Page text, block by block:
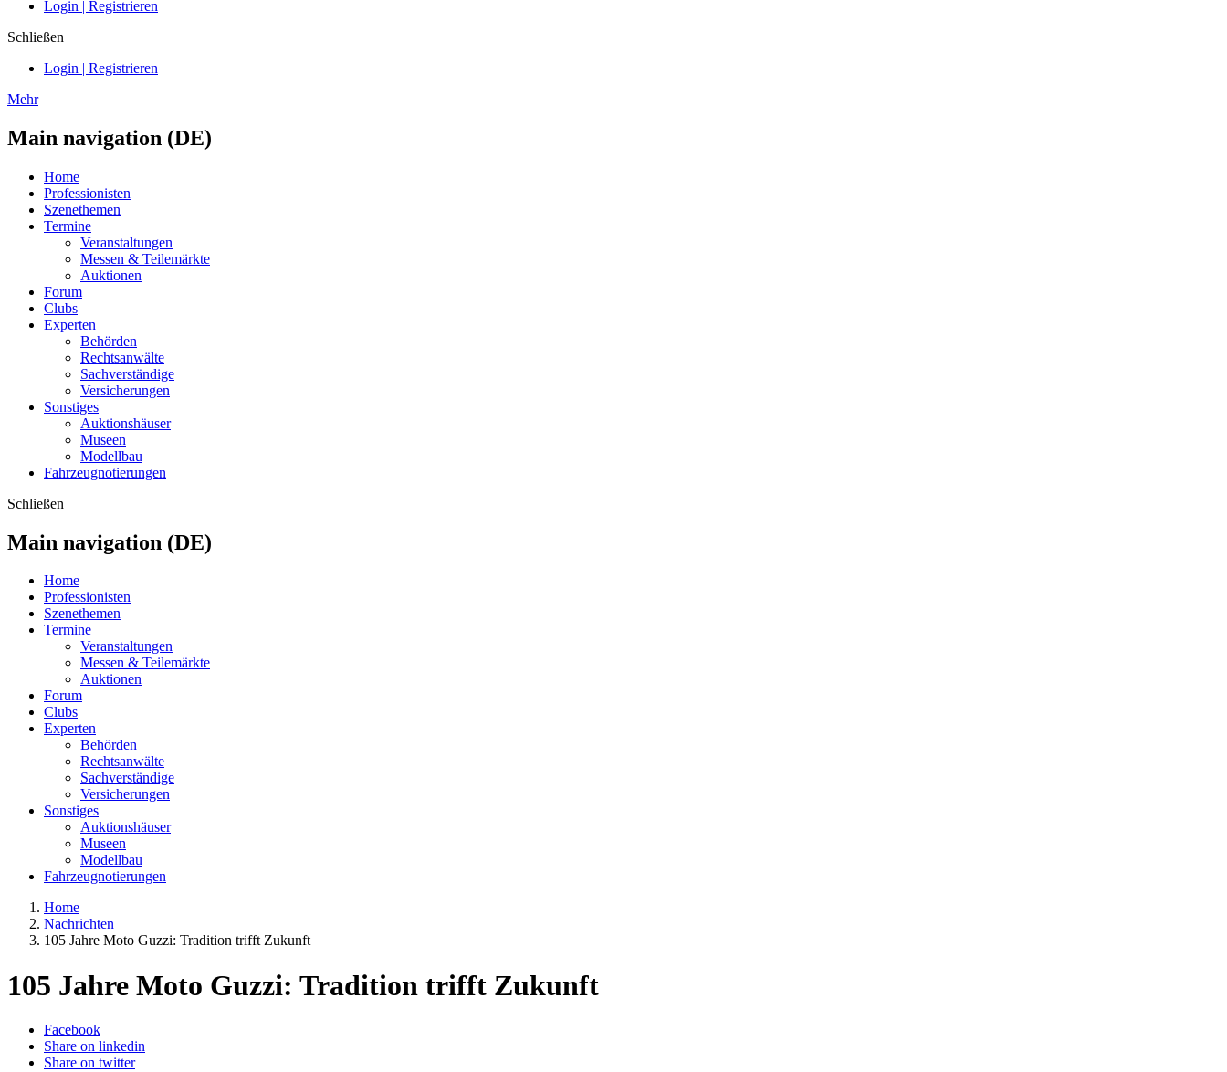
Login | Registrieren
Schließen
Login | Registrieren
Mehr
Main navigation (DE)
Home
Professionisten
Szenethemen
Termine
Veranstaltungen
Messen & Teilemärkte
Auktionen
Forum
Clubs
Experten
Behörden
Rechtsanwälte
Sachverständige
Versicherungen
Sonstiges
Auktionshäuser
Museen
Modellbau
Fahrzeugnotierungen
Schließen
Main navigation (DE)
Home
Professionisten
Szenethemen
Termine
Veranstaltungen
Messen & Teilemärkte
Auktionen
Forum
Clubs
Experten
Behörden
Rechtsanwälte
Sachverständige
Versicherungen
Sonstiges
Auktionshäuser
Museen
Modellbau
Fahrzeugnotierungen
Home
Nachrichten
105 Jahre Moto Guzzi: Tradition trifft Zukunft
105 Jahre Moto Guzzi: Tradition trifft Zukunft
Facebook
Share on linkedin
Share on twitter